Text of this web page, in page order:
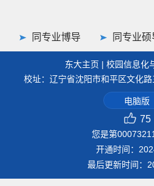
同专业博导 同专业硕
东大主页 | 校园信息化
校址：辽宁省沈阳市和平区文化
电脑版
75
您是第00073211
开通时间：
最后更新时间：